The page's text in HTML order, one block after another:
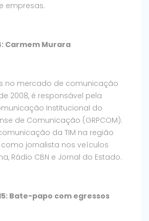
empresas.
Carmem Murara
no mercado de comunicação
2008, é responsável pela
Institucional do
de Comunicação (GRPCOM).
da TIM na região
jornalista nos veículos
Rádio CBN e Jornal do Estado.
Bate-papo com egressos